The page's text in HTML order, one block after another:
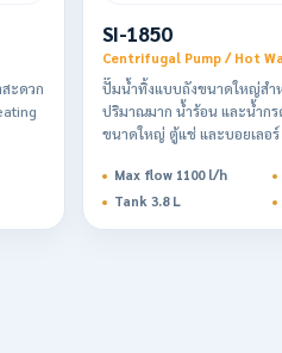
ะดวก
SI-1850
Centrifugal Pump / Hot
ปั๊มน้ำทิ้งแบบถังขนาดใหญ่สำ
ปริมาณมาก น้ำร้อน และน้ำก
ขนาดใหญ่ ตู้แช่ และบอยเลอร์
Max flow 1100 l/h
Tank 3.8 L